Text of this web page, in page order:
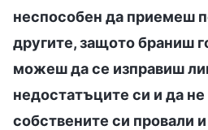
неспособен да приемеш
другите, защото браниш
можеш да се изправиш
недостатъците си и да
собствените си провали